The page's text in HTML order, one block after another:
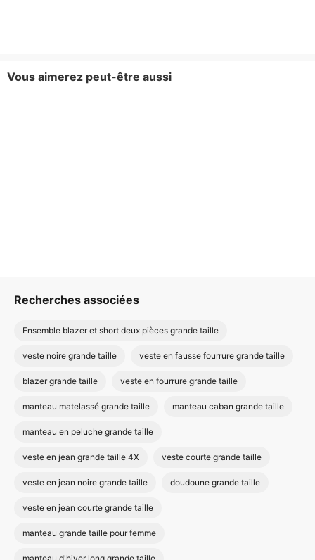
Vous aimerez peut-être aussi
Recherches associées
Ensemble blazer et short deux pièces grande taille
veste noire grande taille veste en fausse fourrure grande taille
blazer grande taille veste en fourrure grande taille
manteau matelassé grande taille manteau caban grande taille
manteau en peluche grande taille
veste en jean grande taille 4X veste courte grande taille
veste en jean noire grande taille doudoune grande taille
veste en jean courte grande taille
manteau grande taille pour femme